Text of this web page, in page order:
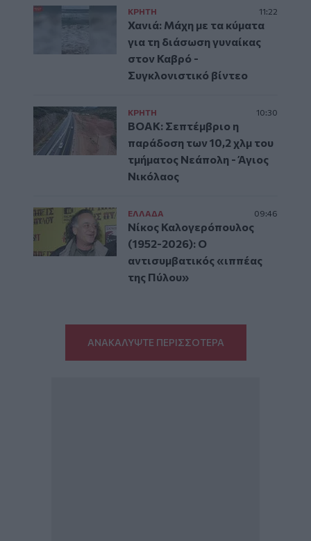
ΚΡΗΤΗ 11:22
Χανιά: Μάχη με τα κύματα
για τη διάσωση γυναίκας
στον Καβρό -
Συγκλονιστικό βίντεο
ΚΡΗΤΗ 10:30
ΒΟΑΚ: Σεπτέμβριο η
παράδοση των 10,2 χλμ του
τμήματος Νεάπολη - Άγιος
Νικόλαος
ΕΛΛAΔΑ 09:46
Νίκος Καλογερόπουλος
(1952-2026): O
αντισυμβατικός «ιππέας
της Πύλου»
ΑΝΑΚΑΛΥΨΤΕ ΠΕΡΙΣΣΟΤΕΡΑ